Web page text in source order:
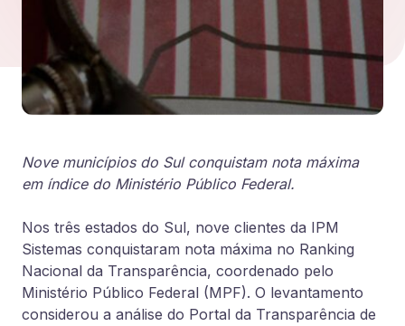
Nove municípios do Sul conquistam nota máxima
em índice do Ministério Público Federal.
Nos três estados do Sul, nove clientes da IPM
Sistemas conquistaram nota máxima no Ranking
Nacional da Transparência, coordenado pelo
Ministério Público Federal (MPF). O levantamento
considerou a análise do Portal da Transparência de